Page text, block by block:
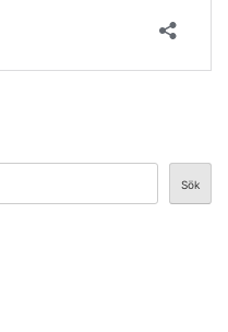
Sök